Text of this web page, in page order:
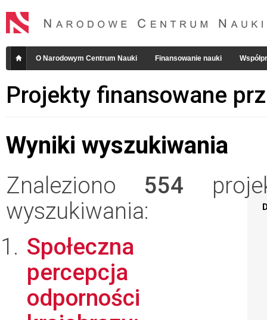
O Narodowym Centrum Nauki Finansowanie nauki
Projekty finansowane
Wyniki wyszukiwania
Znaleziono 554
wyszukiwania:
Społeczna
percepcja
odporności